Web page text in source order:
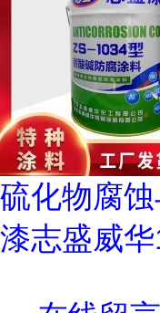
硫化物腐
漆志盛威